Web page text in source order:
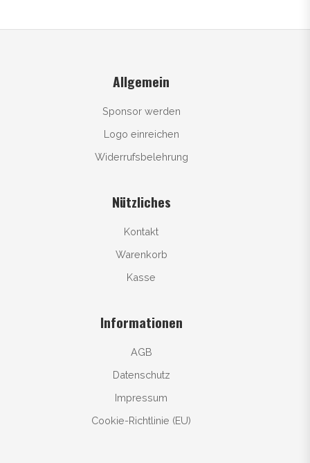
Allgemein
Sponsor werden
Logo einreichen
Widerrufsbelehrung
Nützliches
Kontakt
Warenkorb
Kasse
Informationen
AGB
Datenschutz
Impressum
Cookie-Richtlinie (EU)